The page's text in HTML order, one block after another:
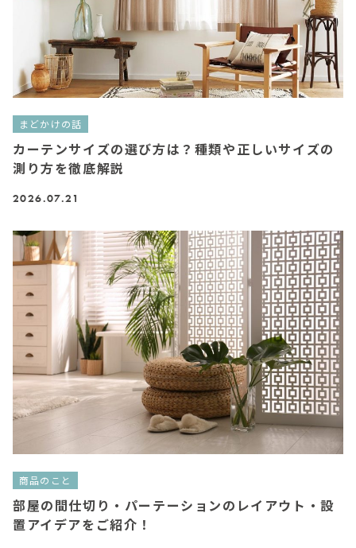
まどかけの話
カーテンサイズの選び方は？種類や正しいサイズの
測り方を徹底解説
2026.07.21
商品のこと
部屋の間仕切り・パーテーションのレイアウト・設
置アイデアをご紹介！